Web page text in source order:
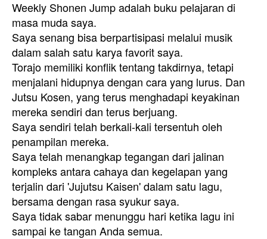
Weekly Shonen Jump adalah buku pelajaran di
masa muda saya.
Saya senang bisa berpartisipasi melalui musik
dalam salah satu karya favorit saya.
Torajo memiliki konflik tentang takdirnya, tetapi
menjalani hidupnya dengan cara yang lurus. Dan
Jutsu Kosen, yang terus menghadapi keyakinan
mereka sendiri dan terus berjuang.
Saya sendiri telah berkali-kali tersentuh oleh
penampilan mereka.
Saya telah menangkap tegangan dari jalinan
kompleks antara cahaya dan kegelapan yang
terjalin dari 'Jujutsu Kaisen' dalam satu lagu,
bersama dengan rasa syukur saya.
Saya tidak sabar menunggu hari ketika lagu ini
sampai ke tangan Anda semua.